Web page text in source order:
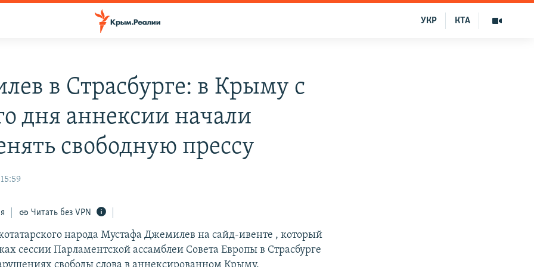
КТА
УКР
в Страсбурге: в Крыму с
дня аннексии начали
свободную прессу
Читать без VPN
народа Мустафа Джемилев на сайд-ивенте , который
сессии Парламентской ассамблеи Совета Европы в Страсбурге